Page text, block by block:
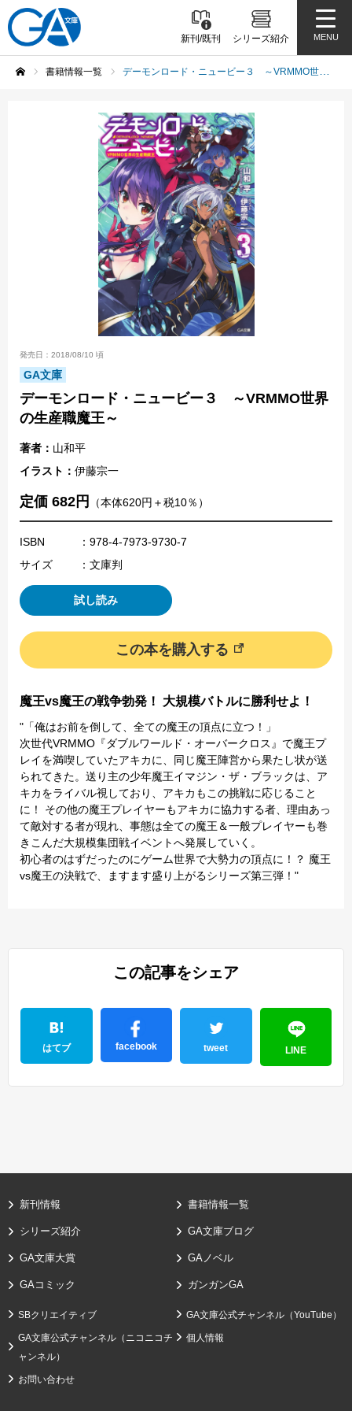
新刊/既刊 シリーズ紹介 MENU
書籍情報一覧 デーモンロード・ニュービー３ ～VRMMO世界の生産職魔王～
発売日：2018/08/10 頃
GA文庫
デーモンロード・ニュービー３ ～VRMMO世界
の生産職魔王～
著者： 山和平
イラスト： 伊藤宗一
定価 682円 （本体620円＋税10％）
ISBN
：978-4-7973-9730-7
サイズ
：文庫判
試し読み
この本を購入する
魔王vs魔王の戦争勃発！ 大規模バトルに勝利せよ！
"「俺はお前を倒して、全ての魔王の頂点に立つ！」
次世代VRMMO『ダブルワールド・オーバークロス』で魔王プ
レイを満喫していたアキカに、同じ魔王陣営から果たし状が送
られてきた。送り主の少年魔王イマジン・ザ・ブラックは、ア
キカをライバル視しており、アキカもこの挑戦に応じること
に！ その他の魔王プレイヤーもアキカに協力する者、理由あっ
て敵対する者が現れ、事態は全ての魔王＆一般プレイヤーも巻
きこんだ大規模集団戦イベントへ発展していく。
初心者のはずだったのにゲーム世界で大勢力の頂点に！？ 魔王
vs魔王の決戦で、ますます盛り上がるシリーズ第三弾！"
この記事をシェア
はてブ facebook tweet LINE
新刊情報 書籍情報一覧
シリーズ紹介 GA文庫ブログ
GA文庫大賞 GAノベル
GAコミック ガンガンGA
SBクリエイティブ GA文庫公式チャンネル（YouTube）
GA文庫公式チャンネル（ニコニコチ
ャンネル）
個人情報
お問い合わせ